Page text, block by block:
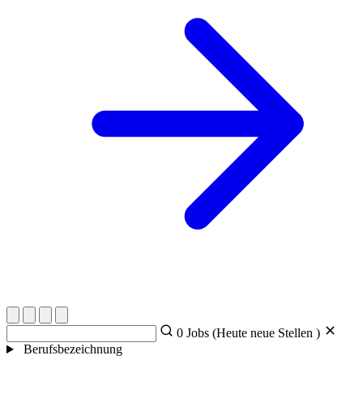
0 Jobs (Heute neue Stellen )
Berufsbezeichnung